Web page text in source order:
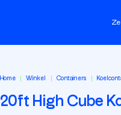
Home Winkel Containers
20ft High Cube